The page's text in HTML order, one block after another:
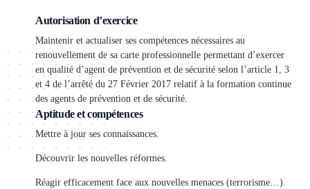
Autorisation d’exercice
Maintenir et actualiser ses compétences nécessaires au
renouvellement de sa carte professionnelle permettant d’exercer
en qualité d’agent de prévention et de sécurité selon l’article 1, 3
et 4 de l’arrêté du 27 Février 2017 relatif à la formation continue
des agents de prévention et de sécurité.
Aptitude et compétences
Mettre à jour ses connaissances.
Découvrir les nouvelles réformes.
Réagir efficacement face aux nouvelles menaces (terrorisme…).